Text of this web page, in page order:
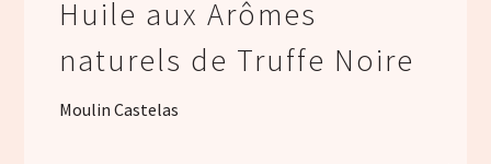
Huile aux Arômes
naturels de Truffe Noire
Moulin Castelas